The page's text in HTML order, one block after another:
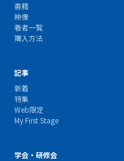
書籍
映像
著者一覧
購入方法
記事
新着
特集
Web限定
My First Stage
学会・研修会